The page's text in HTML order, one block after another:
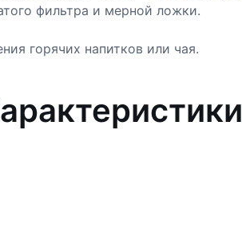
фильтра и мерной ложки.
горячих напитков или чая.